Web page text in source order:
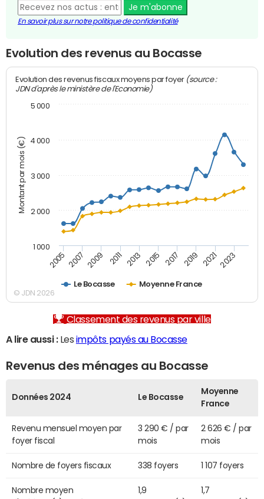
Je m'abonne
En savoir plus sur notre politique de confidentialité
Evolution des revenus au Bocasse
Montant par mois (€)
Evolution des revenus fiscaux moyens par foyer (source :
JDN d'après le ministère de l'Economie)
Le Bocasse Moyenne France
2005 2007 2009 2011 2013 2015 2017 2019 2021 2023
1 000
2 000
3 000
4 000
5 000
© JDN 2026
Classement des revenus par ville
A lire aussi :Les impôts payés au Bocasse
Revenus des ménages au Bocasse
Données 2024 Le Bocasse
Moyenne
France
Revenu mensuel moyen par
foyer fiscal
3 290 € / par
mois
2 626 € / par
mois
Nombre de foyers fiscaux 338 foyers 1 107 foyers
Nombre moyen
1,9
1,7